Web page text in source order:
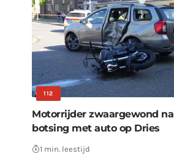
112
Motorrijder zwaargewond na
botsing met auto op Dries
1 min. leestijd